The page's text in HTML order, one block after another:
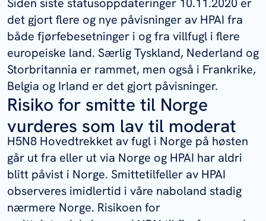
Siden siste statusoppdateringer 10.11.2020 er
det gjort flere og nye påvisninger av HPAI fra
både fjørfebesetninger i og fra villfugl i flere
europeiske land. Særlig Tyskland, Nederland og
Storbritannia er rammet, men også i Frankrike,
Belgia og Irland er det gjort påvisninger.
Risiko for smitte til Norge
vurderes som lav til moderat
H5N8 Hovedtrekket av fugl i Norge på høsten
går ut fra eller ut via Norge og HPAI har aldri
blitt påvist i Norge. Smittetilfeller av HPAI
observeres imidlertid i våre naboland stadig
nærmere Norge. Risikoen for